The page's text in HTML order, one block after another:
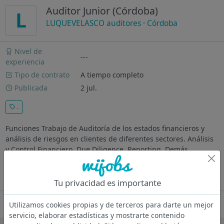
L Auditor Junior (Córdoba)
LUQUEVELASCO auditores · Córdoba
Nivel de
experiencia
---
Tipo de contrato
A tiempo completo
Publicada
2 jul.
.
Funciones Trabajo de Auditoría de los estados financieros y
análisis de riesgos en clientes de diferentes sectores. Análisis
y Control Financiero. Due Diligence. Reporting. Demás
funciones propias del puesto. Requisitos Licenciados en ADE,
Oferta desactivada
Tu privacidad es importante
Utilizamos cookies propias y de terceros para darte un mejor
servicio, elaborar estadísticas y mostrarte contenido